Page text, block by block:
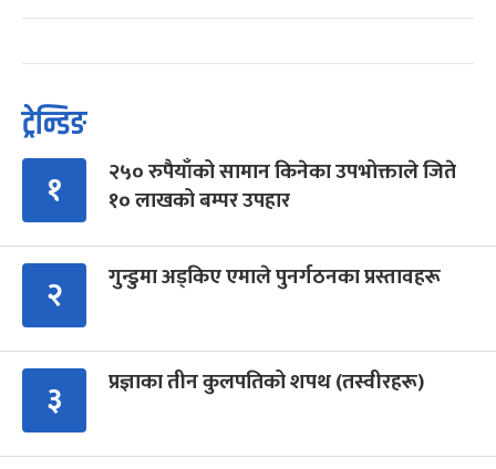
ट्रेन्डिङ
१
२५० रुपैयाँको सामान किनेका उपभोक्ताले जिते
१० लाखको बम्पर उपहार
२ गुन्डुमा अड्किए एमाले पुनर्गठनका प्रस्तावहरू
३ प्रज्ञाका तीन कुलपतिको शपथ (तस्वीरहरू)